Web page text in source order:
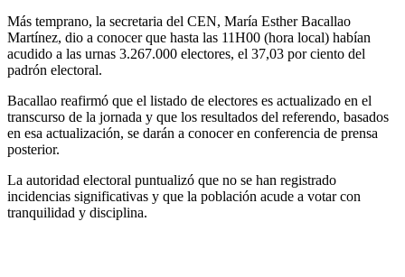
Más temprano, la secretaria del CEN, María Esther Bacallao
Martínez, dio a conocer que hasta las 11H00 (hora local) habían
acudido a las urnas 3.267.000 electores, el 37,03 por ciento del
padrón electoral.
Bacallao reafirmó que el listado de electores es actualizado en el
transcurso de la jornada y que los resultados del referendo, basados
en esa actualización, se darán a conocer en conferencia de prensa
posterior.
La autoridad electoral puntualizó que no se han registrado
incidencias significativas y que la población acude a votar con
tranquilidad y disciplina.